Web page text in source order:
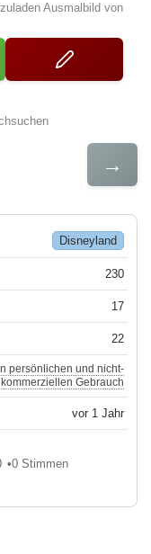
Ausmalbild von
→
Disneyland
230
17
22
persönlichen und nicht-
kommerziellen Gebrauch
vor 1 Jahr
mir nicht
•0 Stimmen